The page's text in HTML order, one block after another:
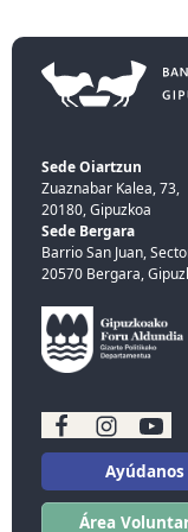
Sede Oiartzun
Zuaznabar Kalea, 73,
20180, Gipuzkoa
Sede Bergara
Barrio San Juan,
20570 Bergara,
Ayúdanos
Área